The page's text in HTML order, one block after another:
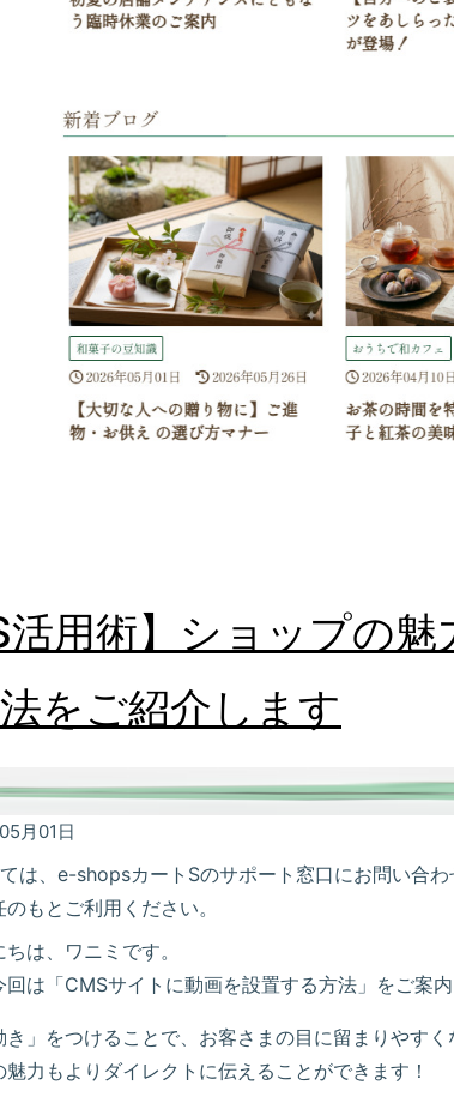
活用術】ショップの
をご紹介します
月01日
は、e-shopsカートSのサポート窓口にお問い合
もとご利用ください。
は、ワニミです。
は「CMSサイトに動画を設置する方法」をご案内
」をつけることで、お客さまの目に留まりやすく
魅力もよりダイレクトに伝えることができます！